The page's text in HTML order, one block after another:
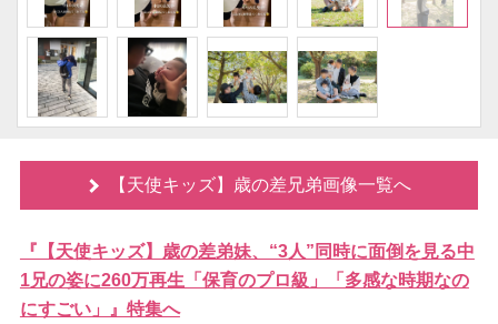
【天使キッズ】歳の差兄弟画像一覧へ
『【天使キッズ】歳の差弟妹、“3人”同時に面倒を見る中
1兄の姿に260万再生「保育のプロ級」「多感な時期なの
にすごい」』特集へ